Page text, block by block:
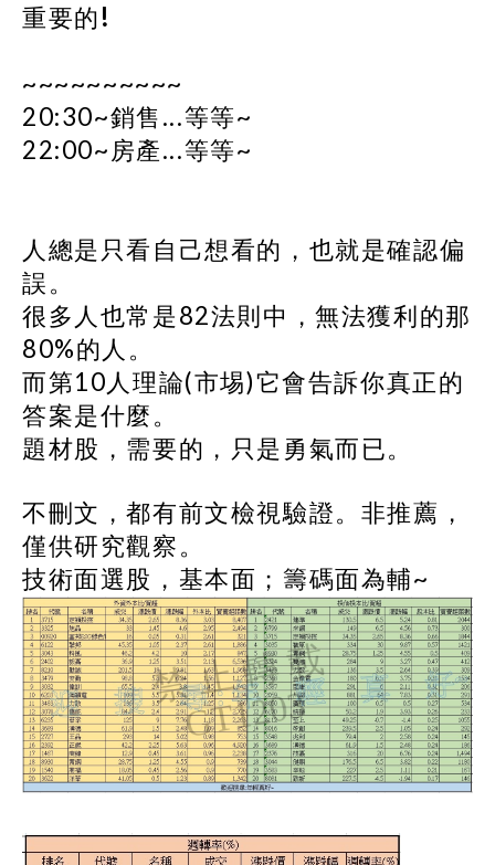
重要的!
~~~~~~~~~~
20:30~銷售...等等~
22:00~房產...等等~
人總是只看自己想看的，也就是確認偏
誤。
很多人也常是82法則中，無法獲利的那
80%的人。
而第10人理論(市埸)它會告訴你真正的
答案是什麼。
題材股，需要的，只是勇氣而已。
不刪文，都有前文檢視驗證。非推薦，
僅供研究觀察。
技術面選股，基本面；籌碼面為輔~